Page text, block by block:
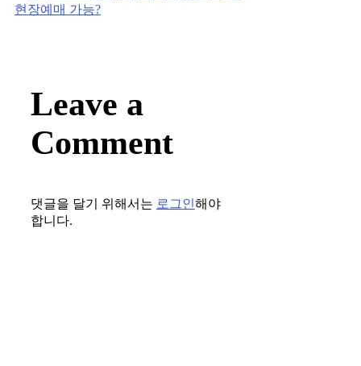
현장예매 가능?
Leave a
Comment
댓글을 달기 위해서는 로그인해야
합니다.